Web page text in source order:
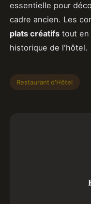
essentielle pour
cadre ancien. Les
plats créatifs tout en
historique de l'hôtel.
Restaurant d'Hôtel